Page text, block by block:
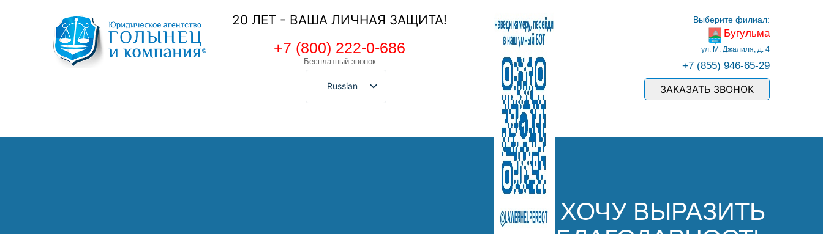
20 ЛЕТ - ВАША ЛИЧНАЯ ЗАЩИТА!
+7 (800) 222-0-686
Бесплатный звонок
Russian
Выберите филиал:
Бугульма
ул. М. Джалиля, д. 4
+7 (855) 946-65-29
ЗАКАЗАТЬ ЗВОНОК
ХОЧУ ВЫРАЗИТЬ